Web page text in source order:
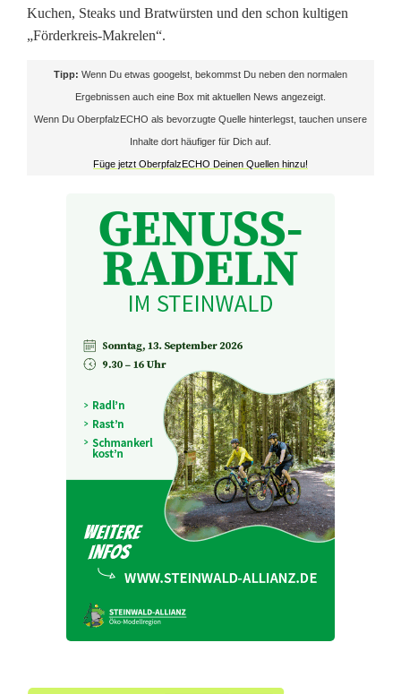
d
Kuchen, Steaks und Bratwürsten und den schon kultigen
„Förderkreis-Makrelen“.
Tipp: Wenn Du etwas googelst, bekommst Du neben den normalen
Ergebnissen auch eine Box mit aktuellen News angezeigt.
Wenn Du OberpfalzECHO als bevorzugte Quelle hinterlegst, tauchen unsere
Inhalte dort häufiger für Dich auf.
Füge jetzt OberpfalzECHO Deinen Quellen hinzu!